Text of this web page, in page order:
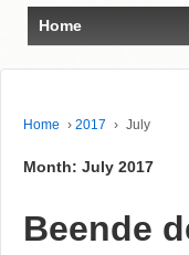
Home
Home › 2017 › July
Month: July 2017
Beende